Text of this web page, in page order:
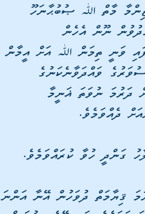
މާތް ﷲ ޞުބުޙާނަހޫ
ނޫން އެހެން
ވަނީ ތިމަން ﷲ އަށް އީމާން
ވައްދަވާނެކަނުގެ
ދަރުމަ ނުވަތަ ޣަނީމާ
ދެއްވަމެވެ.
ގަންދީ ހުވާ ކުރައްވަމެވެ.
ޤިޔާމަތް ދުވަހުން އޭނާ އަންނަ